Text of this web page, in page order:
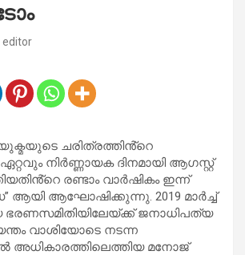
editor
യുക്മയുടെ ചരിത്രത്തിൻ്റെ
നിര്‍ണ്ണായക ദിനമായി ആഗസ്റ്റ്
രണ്ടാം വാർഷികം ഇന്ന്
ആയി ആഘോഷിക്കുന്നു. 2019 മാര്‍ച്ച്
ഭരണസമിതിയിലേയ്ക്ക് ജനാധിപത്യ
വാശിയോടെ നടന്ന
അധികാരത്തിലെത്തിയ മനോജ്